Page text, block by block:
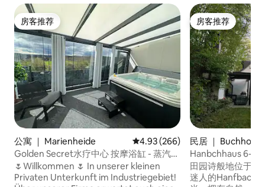
房客推荐
房客推荐
公寓 ｜ Marienheide 平均评分 4.93 分（满分 5 分），
4.93 (266)
Golden Secret水疗中心 按摩浴缸 - 蒸汽桑
拿
🌷Willkommen 🌷 In unserer kleinen
Privaten Unterkunft im Industriegebiet!
房客推荐
房客推荐
民居 ｜ Buchholz
Hanbchhaus 6-10
田园诗般地位于克
迷人的